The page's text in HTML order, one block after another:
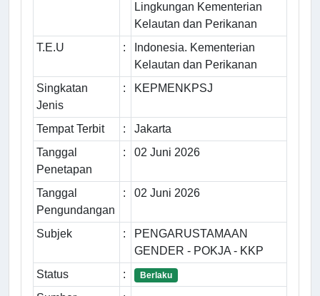
Lingkungan Kementerian
Kelautan dan Perikanan
T.E.U
:
Indonesia. Kementerian
Kelautan dan Perikanan
Singkatan
Jenis
: KEPMENKPSJ
Tempat Terbit :
Jakarta
Tanggal
Penetapan
: 02 Juni 2026
Tanggal
Pengundangan
: 02 Juni 2026
Subjek :
PENGARUSTAMAAN
GENDER - POKJA - KKP
Status
: Berlaku